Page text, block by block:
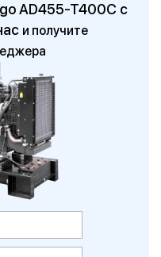
AD455-T400C с
и получите